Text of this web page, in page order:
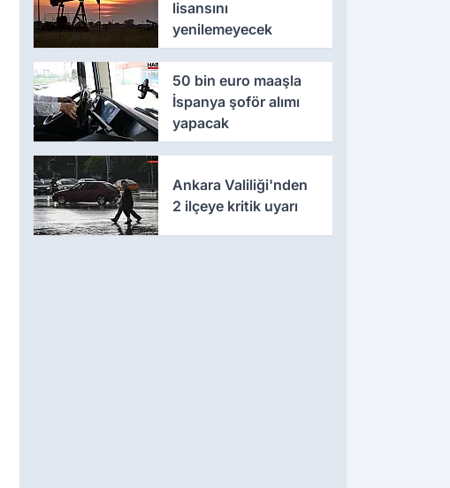
lisansını
yenilemeyecek
50 bin euro maaşla
İspanya şoför alımı
yapacak
Ankara Valiliği'nden
2 ilçeye kritik uyarı